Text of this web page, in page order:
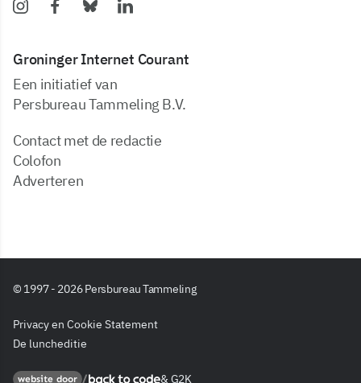
Groninger Internet Courant
Een initiatief van
Persbureau Tammeling B.V.
Contact met de redactie
Colofon
Adverteren
© 1997 - 2026 Persbureau Tammeling
Privacy en Cookie Statement
De luncheditie
website doorBack to code & G2K